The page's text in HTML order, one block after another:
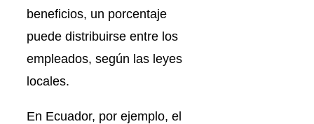
beneficios, un porcentaje
puede distribuirse entre los
empleados, según las leyes
locales.
En Ecuador, por ejemplo, el